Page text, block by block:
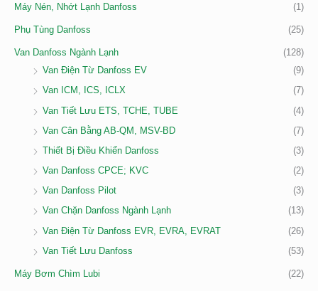
Máy Nén, Nhớt Lạnh Danfoss (1)
Phụ Tùng Danfoss (25)
Van Danfoss Ngành Lạnh
(128)
Van Điện Từ Danfoss EV
(9)
Van ICM, ICS, ICLX
(7)
Van Tiết Lưu ETS, TCHE, TUBE
(4)
Van Cân Bằng AB-QM, MSV-BD
(7)
Thiết Bị Điều Khiển Danfoss
(3)
Van Danfoss CPCE; KVC
(2)
Van Danfoss Pilot
(3)
Van Chặn Danfoss Ngành Lạnh
(13)
Van Điện Từ Danfoss EVR, EVRA, EVRAT
(26)
Van Tiết Lưu Danfoss
(53)
Máy Bơm Chìm Lubi (22)